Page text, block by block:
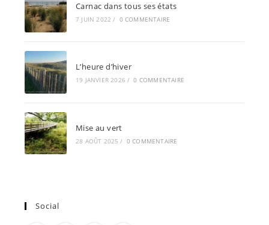
Carnac dans tous ses états
7 JUIN 2022 / 0 COMMENTAIRE
L’heure d’hiver
19 JANVIER 2026 / 0 COMMENTAIRE
Mise au vert
28 AOÛT 2025 / 0 COMMENTAIRE
Social